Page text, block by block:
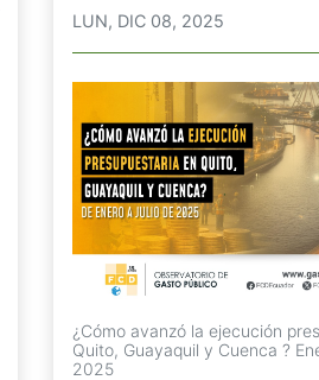
LUN, DIC 08, 2025
¿Cómo avanzó la ejecución
Quito, Guayaquil y Cuenca ?
2025